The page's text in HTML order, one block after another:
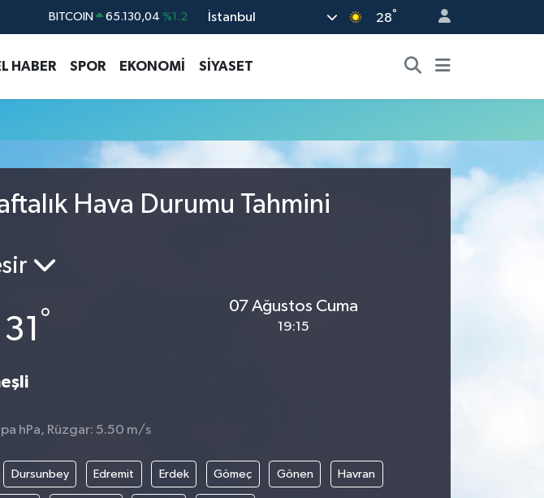
BITCOIN 65.130,04 %1.2
BİST100 13.773
İstanbul 28°
HABER SPOR EKONOMİ SİYASET
Hava Durumu Tahmini
31 °
07 Ağustos Cuma
19:15
hPa, Rüzgar: 5.50 m/s
Dursunbey Edremit Erdek Gömeç Gönen Havran